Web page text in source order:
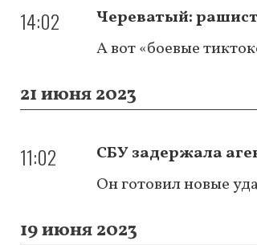
14:02
Череватый:
А вот «боевые
21 июня 2023
11:02
СБУ задержала
Он готовил новые
19 июня 2023